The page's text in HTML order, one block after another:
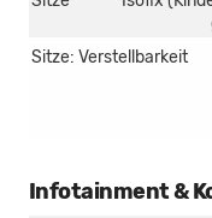
Sitze: Verstellbarkeit
Infotainment &